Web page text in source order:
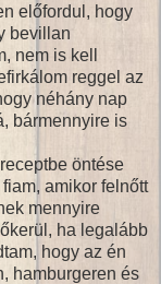
előfordul, hogy
bevillan
nem is kell
reggel az
néhány nap
bármennyire is
öntése
amikor felnőtt
mennyire
ha legalább
hogy az én
hamburgeren és